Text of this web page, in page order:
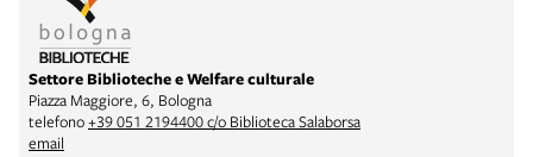
Settore Biblioteche e Welfare culturale
Piazza Maggiore, 6, Bologna
telefono+39 051 2194400 c/o Biblioteca Salaborsa
email